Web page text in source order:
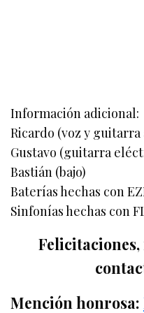
Información adicional:
Ricardo (voz y guitarra
Gustavo (guitarra
Bastián (bajo)
Baterías hechas con
Sinfonías hechas con
Mención honrosa: